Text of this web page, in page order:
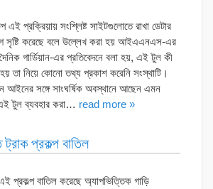
এই প্রক্রিয়ায় সংশ্লিষ্ট সাইটগুলোতে রাখা ডেটার
সৃষ্টি করেছে বলে উল্লেখ করা হয় আইএএনএস-এর
গার্ডিয়ান-এর প্রতিবেদনে বলা হয়, এই টুল কী
হয় তা নিয়ে কোনো তথ্য প্রকাশ করেনি সংস্থাটি।
আইনের সঙ্গে সাংঘর্ষিক অবস্থানে আছেন এমন
টুল ব্যবহার করা… read more »
ট্রাক প্রকল্প বাতিল
প্রকল্প বাতিল করেছে অ্যাপভিত্তিক গাড়ি